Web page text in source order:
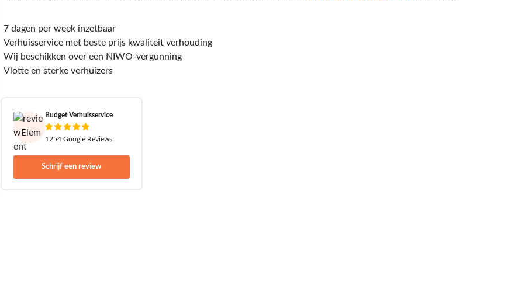
7 dagen per week inzetbaar
Verhuisservice met beste prijs kwaliteit verhouding
Wij beschikken over een NIWO-vergunning
Vlotte en sterke verhuizers
Budget Verhuisservice
1254 Google Reviews
Schrijf een review